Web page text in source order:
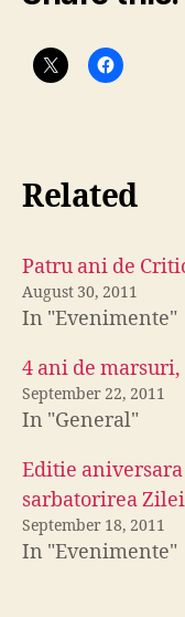
Related
Patru ani de
August 30, 2011
In "Evenimente"
4 ani de
September 22, 2011
In "General"
Editie
sarbatorirea
September 18, 2011
In "Evenimente"